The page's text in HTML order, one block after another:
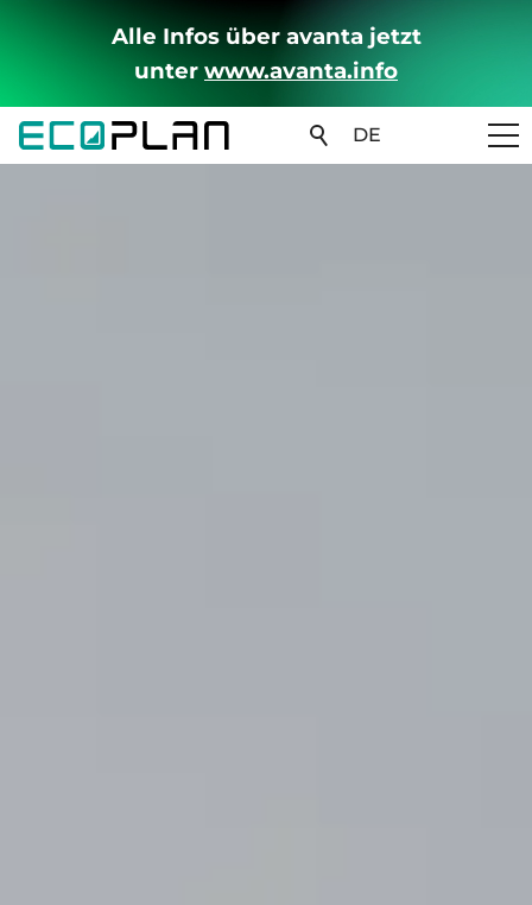
Alle Infos über avanta jetzt
unter www.avanta.info
DE